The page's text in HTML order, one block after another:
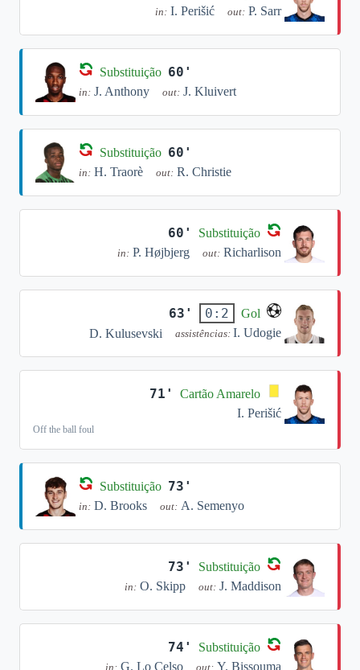
in: I. Perišić out: P. Sarr
Substituição 60'
in: J. Anthony out: J. Kluivert
Substituição 60'
in: H. Traorè out: R. Christie
60' Substituição
in: P. Højbjerg out: Richarlison
63' 0:2
Gol
D. Kulusevski
assistências: I. Udogie
71'
Cartão Amarelo
I. Perišić
Off the ball foul
Substituição 73'
in: D. Brooks out: A. Semenyo
73' Substituição
in: O. Skipp out: J. Maddison
74' Substituição
in: G. Lo Celso out: Y. Bissouma